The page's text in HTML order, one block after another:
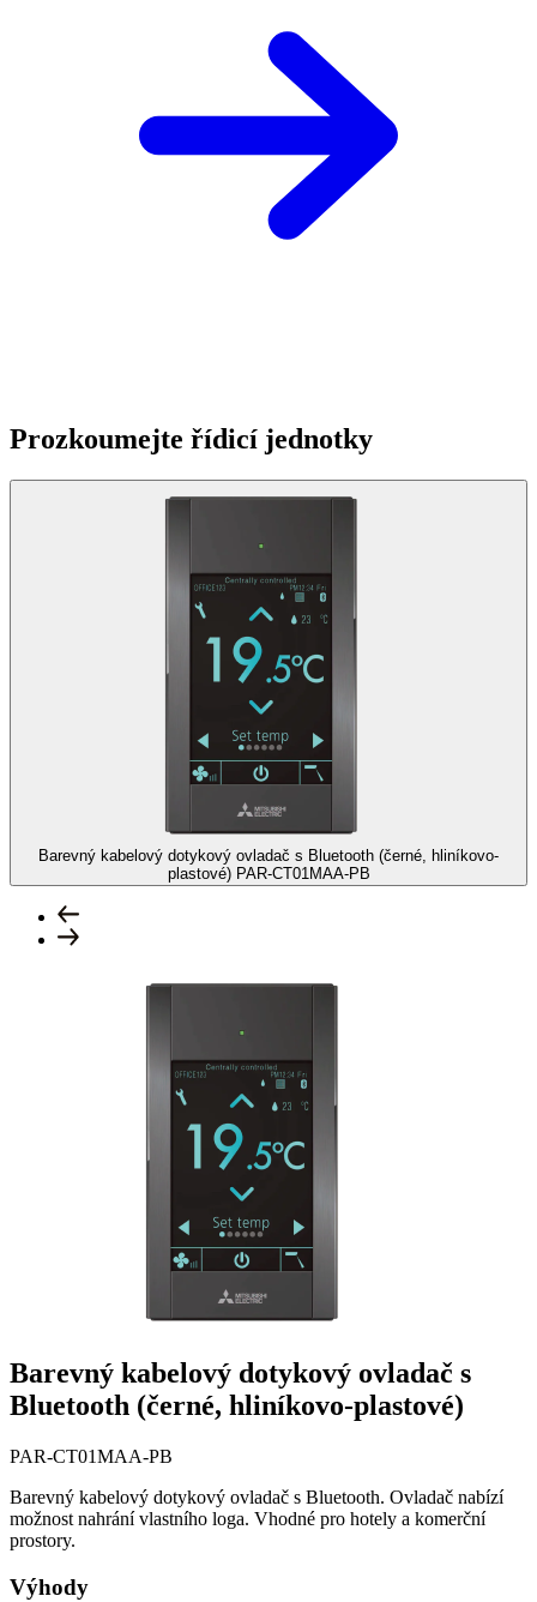
Prozkoumejte řídicí jednotky
Barevný kabelový dotykový ovladač s Bluetooth (černé, hliníkovo-
plastové) PAR-CT01MAA-PB
Barevný kabelový dotykový ovladač s
Bluetooth (černé, hliníkovo-plastové)
PAR-CT01MAA-PB
Barevný kabelový dotykový ovladač s Bluetooth. Ovladač nabízí
možnost nahrání vlastního loga. Vhodné pro hotely a komerční
prostory.
Výhody